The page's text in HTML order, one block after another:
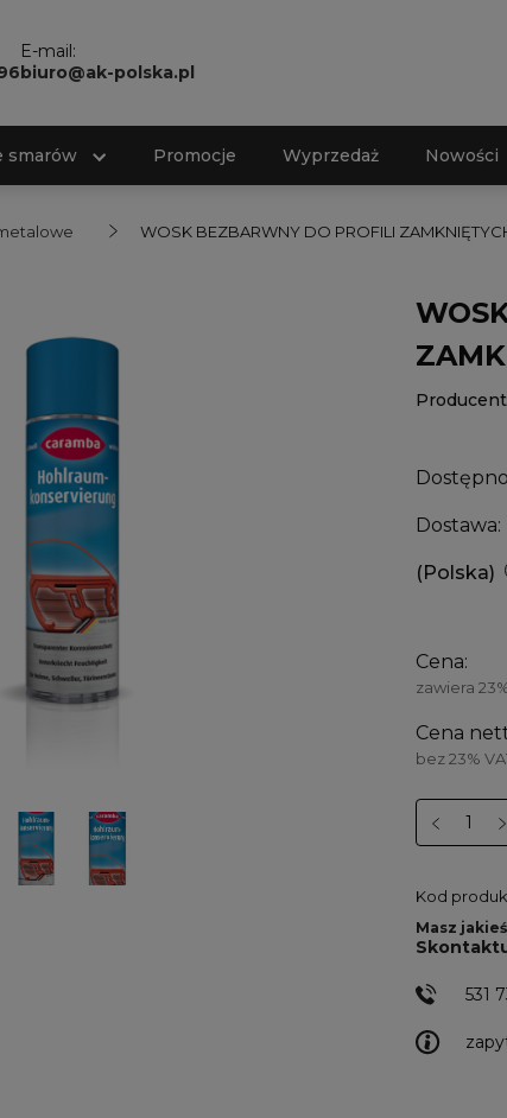
E-mail:
biuro@ak-polska.pl
smarów Promocje Wyprzedaż Nowości
WOSK BEZBARWNY DO PROFILI
Dostawa:
(Polska)
Cena:
zawiera
Cena
bez 23%
Kod
Masz
531